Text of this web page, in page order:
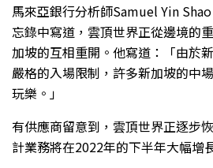
馬來亞銀行分析師Samuel Yin
忘錄中寫道，雲頂世界正從邊境的
加坡的互相重開。他寫道：「由於
嚴格的入場限制，許多新加坡的中
玩樂。」
有供應商留意到，雲頂世界正逐步
計業務將在2022年的下半年大幅增